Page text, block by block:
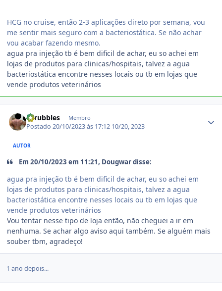
HCG no cruise, então 2-3 aplicações direto por semana, vou
me sentir mais seguro com a bacteriostática. Se não achar
vou acabar fazendo mesmo.
agua pra injeção tb é bem dificil de achar, eu so achei em
lojas de produtos para clinicas/hospitais, talvez a agua
bacteriostática encontre nesses locais ou tb em lojas que
vende produtos veterinários
shrubbles Membro
Postado20/10/2023 às 17:12 10/20, 2023
AUTOR
Em 20/10/2023 em 11:21, Dougwar disse:
agua pra injeção tb é bem dificil de achar, eu so achei em
lojas de produtos para clinicas/hospitais, talvez a agua
bacteriostática encontre nesses locais ou tb em lojas que
vende produtos veterinários
Vou tentar nesse tipo de loja então, não cheguei a ir em
nenhuma. Se achar algo aviso aqui também. Se alguém mais
souber tbm, agradeço!
1 ano depois...